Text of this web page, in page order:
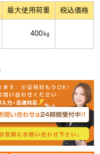
最大使用荷重 税込価格
400㎏